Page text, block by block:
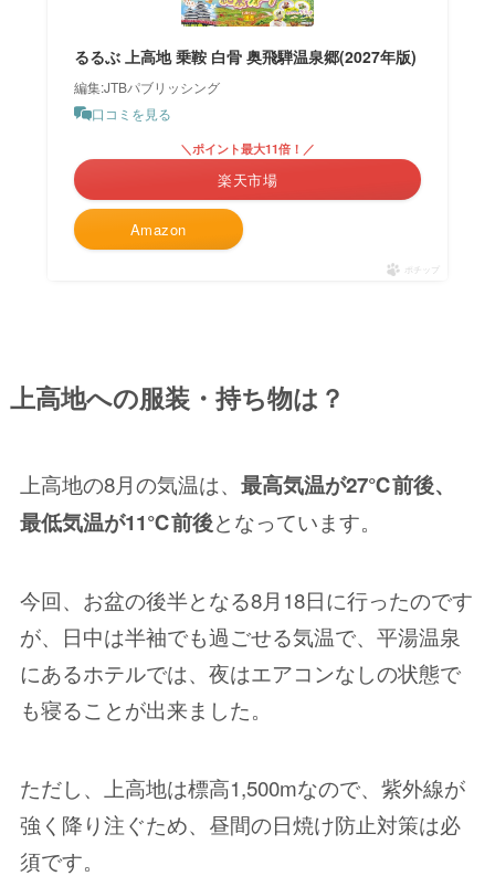
るるぶ 上高地 乗鞍 白骨 奥飛騨温泉郷(2027年版)
編集:JTBパブリッシング
口コミを見る
Amazon
＼ポイント最大11倍！／
楽天市場
ポチップ
上高地への服装・持ち物は？
上高地の8月の気温は、 最高気温が27℃前後、
最低気温が11℃前後となっています。
今回、お盆の後半となる8月18日に行ったのです
が、日中は半袖でも過ごせる気温で、平湯温泉
にあるホテルでは、夜はエアコンなしの状態で
も寝ることが出来ました。
ただし、上高地は標高1,500mなので、紫外線が
強く降り注ぐため、昼間の日焼け防止対策は必
須です。